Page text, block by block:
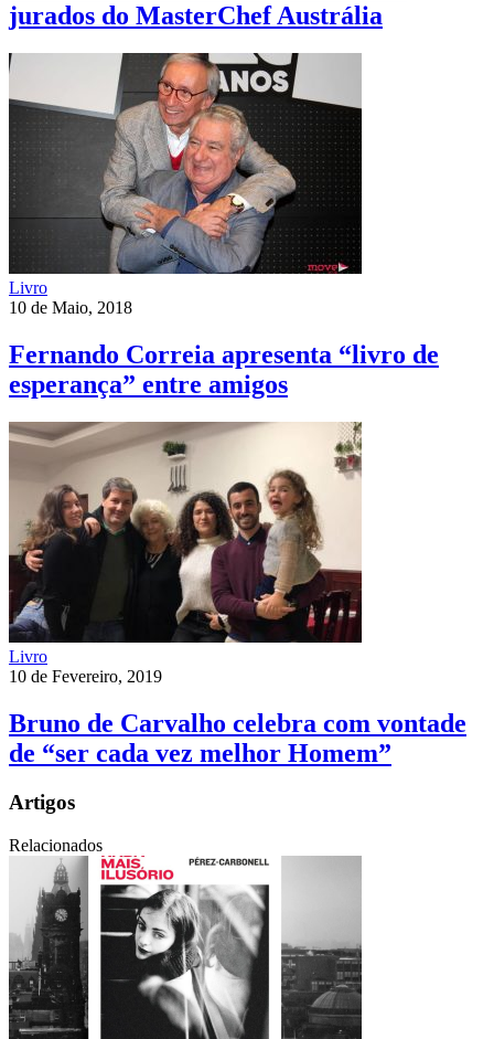
jurados do MasterChef Austrália
Livro
10 de Maio, 2018
Fernando Correia apresenta “livro de
esperança” entre amigos
Livro
10 de Fevereiro, 2019
Bruno de Carvalho celebra com vontade
de “ser cada vez melhor Homem”
Artigos
Relacionados